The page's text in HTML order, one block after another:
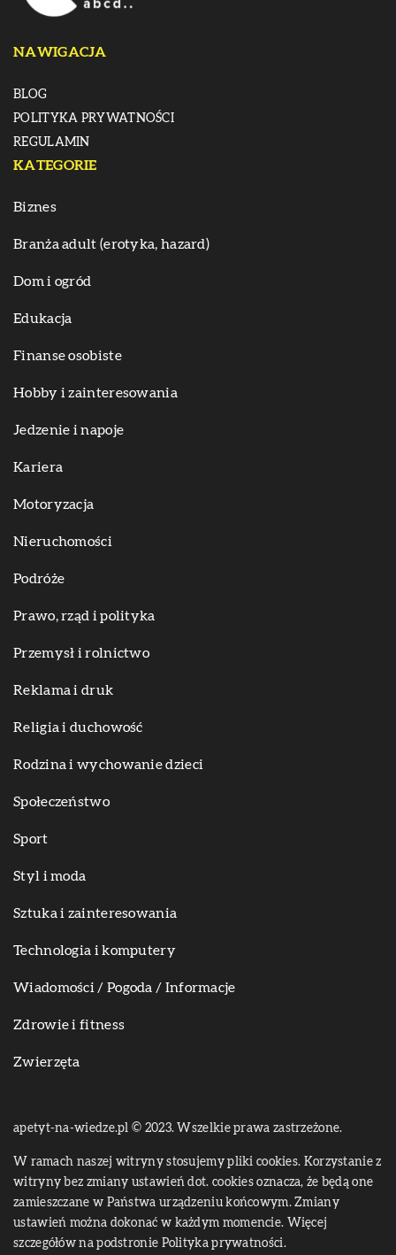
NAWIGACJA
BLOG
POLITYKA PRYWATNOŚCI
REGULAMIN
KATEGORIE
Biznes
Branża adult (erotyka, hazard)
Dom i ogród
Edukacja
Finanse osobiste
Hobby i zainteresowania
Jedzenie i napoje
Kariera
Motoryzacja
Nieruchomości
Podróże
Prawo, rząd i polityka
Przemysł i rolnictwo
Reklama i druk
Religia i duchowość
Rodzina i wychowanie dzieci
Społeczeństwo
Sport
Styl i moda
Sztuka i zainteresowania
Technologia i komputery
Wiadomości / Pogoda / Informacje
Zdrowie i fitness
Zwierzęta
apetyt-na-wiedze.pl © 2023. Wszelkie prawa zastrzeżone.
W ramach naszej witryny stosujemy pliki cookies. Korzystanie z
witryny bez zmiany ustawień dot. cookies oznacza, że będą one
zamieszczane w Państwa urządzeniu końcowym. Zmiany
ustawień można dokonać w każdym momencie. Więcej
szczegółów na podstronie Polityka prywatności.